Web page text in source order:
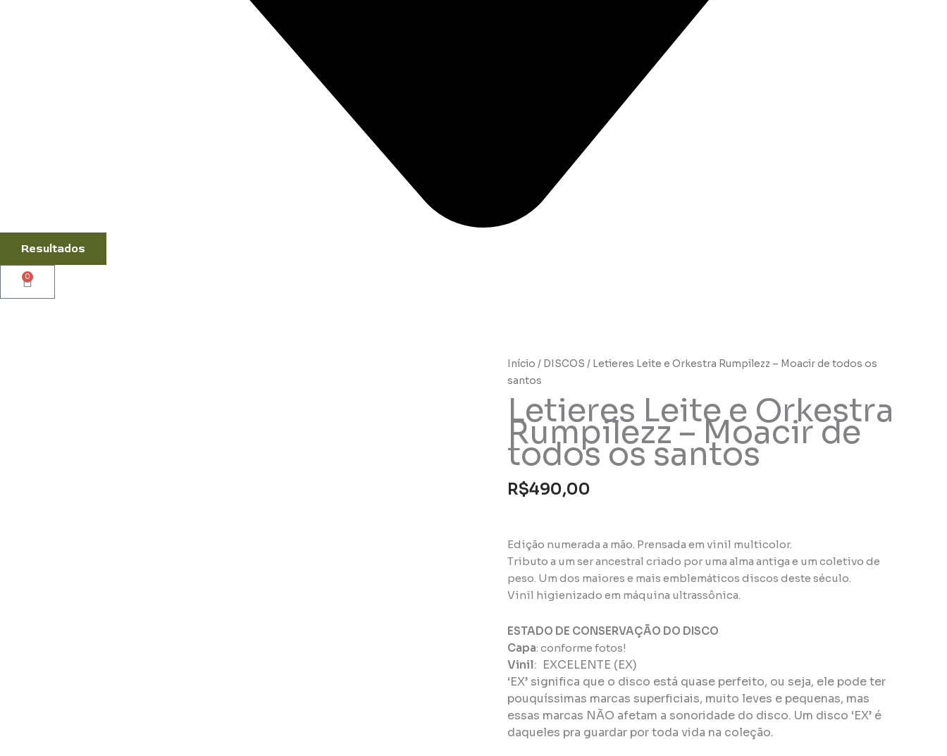
Resultados
0
Cart
Início / DISCOS / Letieres Leite e Orkestra Rumpilezz – Moacir de todos os
santos
Letieres Leite e Orkestra
Rumpilezz – Moacir de
todos os santos
R$490,00
Edição numerada a mão. Prensada em vinil multicolor.
Tributo a um ser ancestral criado por uma alma antiga e um coletivo de
peso. Um dos maiores e mais emblemáticos discos deste século.
Vinil higienizado em máquina ultrassônica.
ESTADO DE CONSERVAÇÃO DO DISCO
Capa: conforme fotos!
Vinil: EXCELENTE (EX)
‘EX’ significa que o disco está quase perfeito, ou seja, ele pode ter
pouquíssimas marcas superficiais, muito leves e pequenas, mas
essas marcas NÃO afetam a sonoridade do disco. Um disco ‘EX’ é
daqueles pra guardar por toda vida na coleção.